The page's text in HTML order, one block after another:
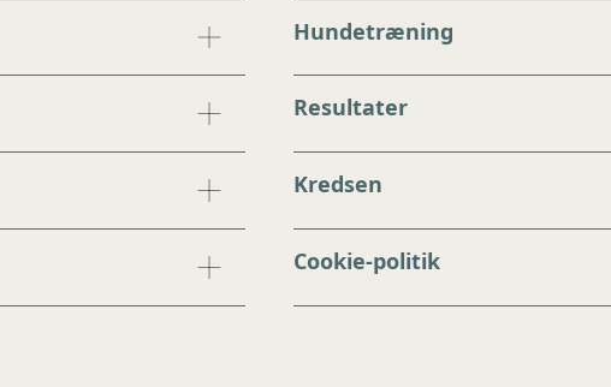
Hundetræning
Resultater
Kredsen
Cookie-politik